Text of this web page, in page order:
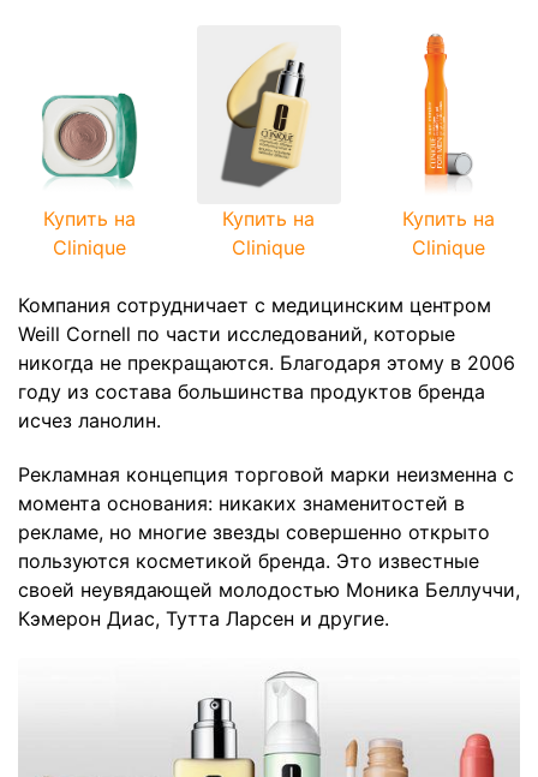
Купить на
Clinique
Купить на
Clinique
Купить на
Clinique
Компания сотрудничает с медицинским центром
Weill Cornell по части исследований, которые
никогда не прекращаются. Благодаря этому в 2006
году из состава большинства продуктов бренда
исчез ланолин.
Рекламная концепция торговой марки неизменна с
момента основания: никаких знаменитостей в
рекламе, но многие звезды совершенно открыто
пользуются косметикой бренда. Это известные
своей неувядающей молодостью Моника Беллуччи,
Кэмерон Диас, Тутта Ларсен и другие.